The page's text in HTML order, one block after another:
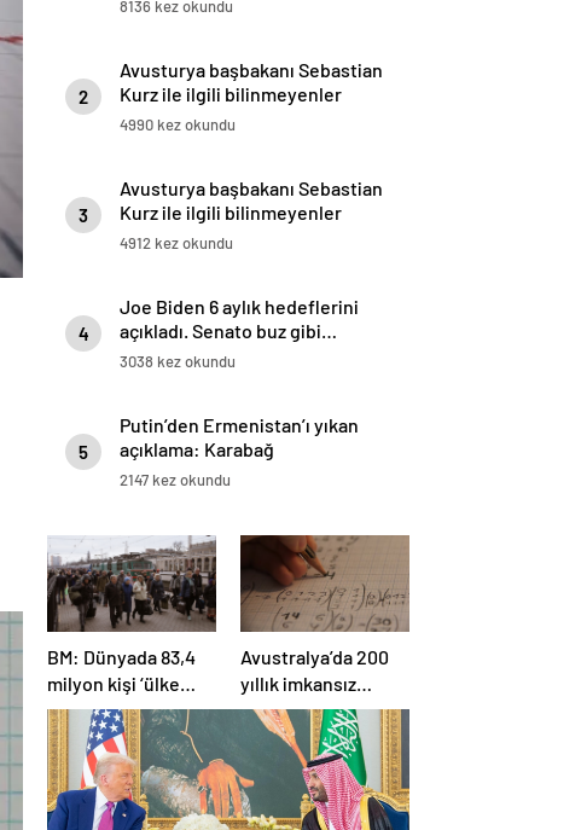
8136 kez okundu
2
Avusturya başbakanı Sebastian
Kurz ile ilgili bilinmeyenler
4990 kez okundu
3
Avusturya başbakanı Sebastian
Kurz ile ilgili bilinmeyenler
4912 kez okundu
4
Joe Biden 6 aylık hedeflerini
açıkladı. Senato buz gibi…
3038 kez okundu
5
Putin’den Ermenistan’ı yıkan
açıklama: Karabağ
Azerbaycan’ın ayrılmaz bir
2147 kez okundu
BM: Dünyada 83,4
milyon kişi ‘ülke
içinde yerinden
edilmiş’ olarak
yaşıyor
Avustralya’da 200
yıllık imkansız
matematik
problemi çözüldü